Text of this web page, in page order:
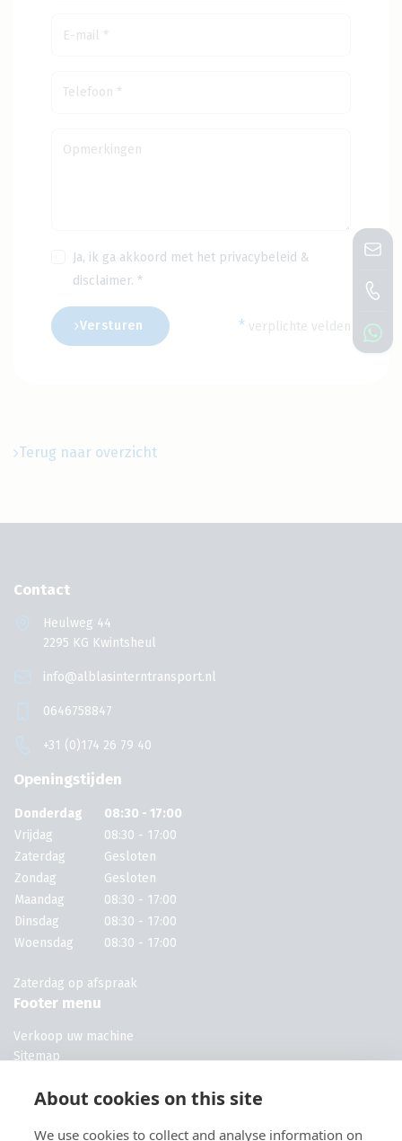
Ja, ik ga akkoord met het privacybeleid &
disclaimer. *
Versturen * verplichte velden
Terug naar overzicht
Contact
Heulweg 44
2295 KG Kwintsheul
info@alblasinterntransport.nl
0646758847
+31 (0)174 26 79 40
Openingstijden
Donderdag
08:30 - 17:00
Vrijdag
08:30 - 17:00
Zaterdag
Gesloten
Zondag
Gesloten
Maandag
08:30 - 17:00
Dinsdag
08:30 - 17:00
Woensdag
08:30 - 17:00
Zaterdag op afspraak
Footer menu
Verkoop uw machine
Sitemap
Machines voor kwekerijen
Machines voor hoveniers
About cookies on this site
We use cookies to collect and analyse information on